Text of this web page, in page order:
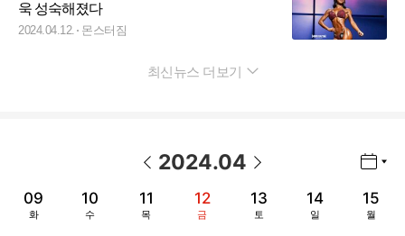
욱 성숙해졌다
2024.04.12. 몬스터짐
최신뉴스 더보기
2024.04
09
화
10
수
11
목
12
금
13
토
14
일
15
월